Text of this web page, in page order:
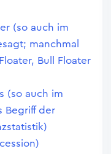
(so auch im
manchmal
Bull Floater
(so auch im
Begriff der